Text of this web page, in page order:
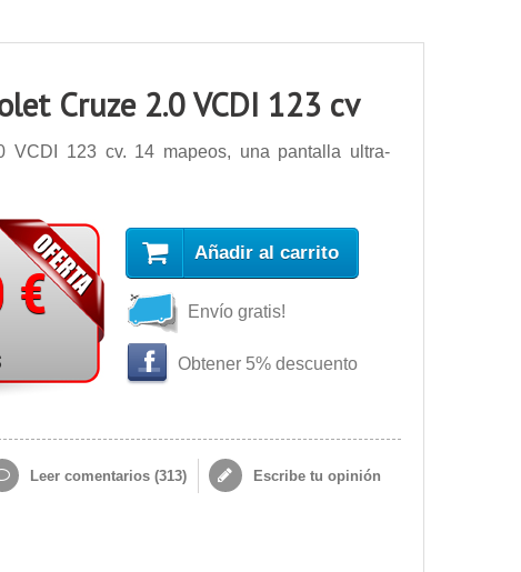
Cruze 2.0 VCDI 123 cv
VCDI 123 cv. 14 mapeos, una pantalla ultra-
€
Añadir al carrito
Envío gratis!
Obtener 5% descuento
Leer comentarios (313) Escribe tu opinión